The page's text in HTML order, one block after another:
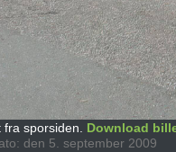
fra sporsiden. Download
den 5. september 2009